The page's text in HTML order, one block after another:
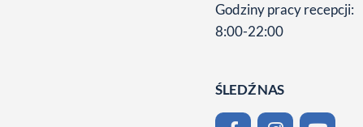
Godziny pracy recepcji:
8:00-22:00
ŚLEDŹ NAS